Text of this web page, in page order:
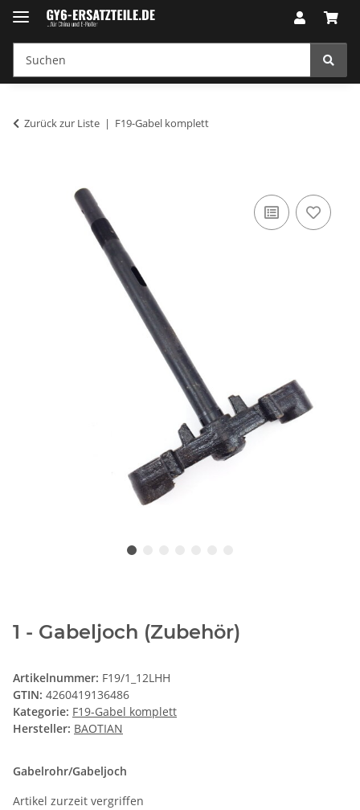
Zurück zur Liste F19-Gabel komplett
1 - Gabeljoch (Zubehör)
Artikelnummer: F19/1_12LHH
GTIN: 4260419136486
Kategorie: F19-Gabel komplett
Hersteller: BAOTIAN
Gabelrohr/Gabeljoch
Artikel zurzeit vergriffen